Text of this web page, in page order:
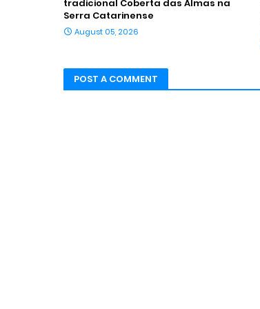
tradicional Coberta das Almas na
Serra Catarinense
August 05, 2026
POST A COMMENT